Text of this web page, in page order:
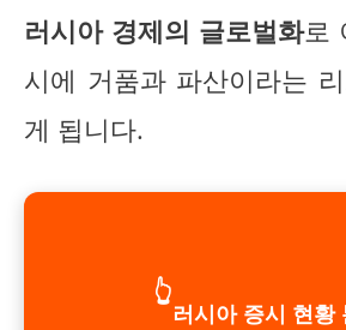
러시아 경제의 글로벌화로
시에 거품과 파산이라는
게 됩니다.
👆
러시아 증시 현황